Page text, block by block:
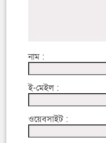
নাম :
ই-মেইল :
ওয়েবসাইট :